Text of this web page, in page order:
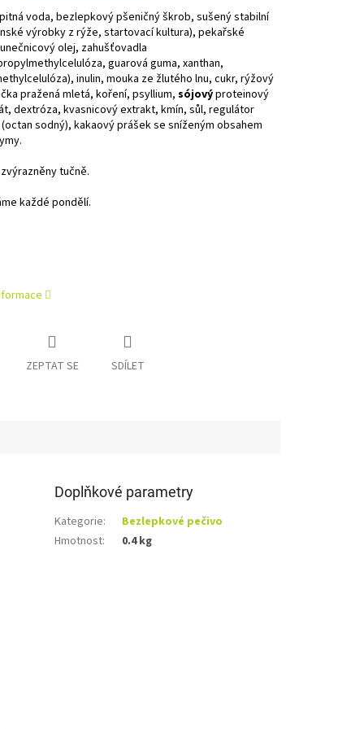
pitná voda, bezlepkový pšeničný škrob, sušený stabilní
výrobky z rýže, startovací kultura), pekařské
olej, zahušťovadla
guarová guma, xanthan,
inulin, mouka ze žlutého lnu, cukr, rýžový
pražená mletá, koření, psyllium, sójovýproteinový
dextróza, kvasnicový extrakt, kmín, sůl, regulátor
sodný), kakaový prášek se sníženým obsahem
tučně.
každé pondělí.
ZEPTAT SE SDÍLET
Doplňkové parametry
Kategorie:
Bezlepkové pečivo
Hmotnost: 0.4 kg